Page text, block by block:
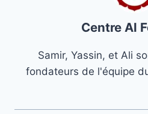
Centre Al
Samir, Yassin, et Ali
fondateurs de l'équipe